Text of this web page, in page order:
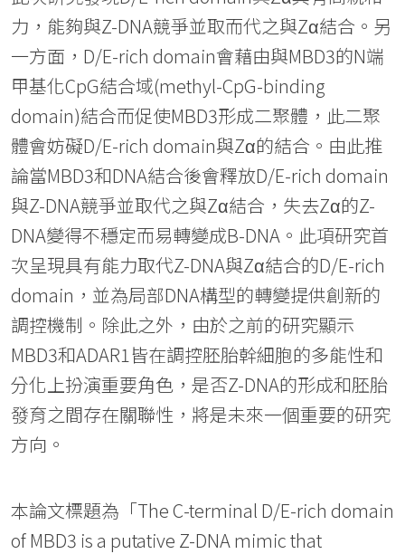
力，能夠與Z-DNA競爭並取而代之與Zα結合。另
一方面，D/E-rich domain會藉由與MBD3的N端
甲基化CpG結合域(methyl-CpG-binding
domain)結合而促使MBD3形成二聚體，此二聚
體會妨礙D/E-rich domain與Zα的結合。由此推
論當MBD3和DNA結合後會釋放D/E-rich domain
與Z-DNA競爭並取代之與Zα結合，失去Zα的Z-
DNA變得不穩定而易轉變成B-DNA。此項研究首
次呈現具有能力取代Z-DNA與Zα結合的D/E-rich
domain，並為局部DNA構型的轉變提供創新的
調控機制。除此之外，由於之前的研究顯示
MBD3和ADAR1皆在調控胚胎幹細胞的多能性和
分化上扮演重要角色，是否Z-DNA的形成和胚胎
發育之間存在關聯性，將是未來一個重要的研究
方向。
本論文標題為「The C-terminal D/E-rich domain
of MBD3 is a putative Z-DNA mimic that